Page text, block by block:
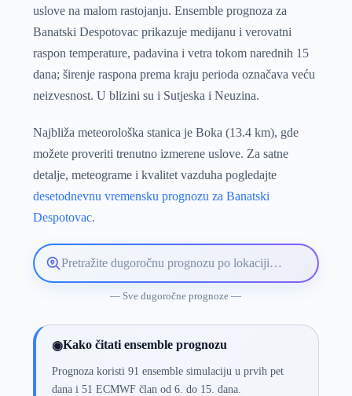
uslove na malom rastojanju. Ensemble prognoza za
Banatski Despotovac prikazuje medijanu i verovatni
raspon temperature, padavina i vetra tokom narednih 15
dana; širenje raspona prema kraju perioda označava veću
neizvesnost. U blizini su i Sutjeska i Neuzina.
Najbliža meteorološka stanica je Boka (13.4 km), gde
možete proveriti trenutno izmerene uslove. Za satne
detalje, meteograme i kvalitet vazduha pogledajte
desetodnevnu vremensku prognozu za Banatski
Despotovac.
Pretražite
lokaciju
— Sve dugoročne prognoze —
◉Kako čitati ensemble prognozu
Prognoza koristi 91 ensemble simulaciju u prvih pet
dana i 51 ECMWF član od 6. do 15. dana.